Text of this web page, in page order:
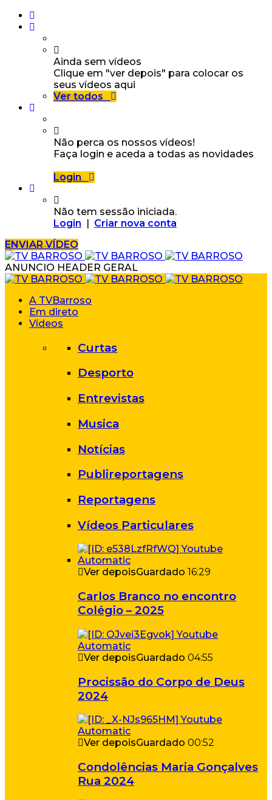
Ainda sem vídeos
Clique em "ver depois" para colocar os
seus vídeos aqui
Ver todos
Não perca os nossos vídeos!
Faça login e aceda a todas as novidades
Login
Não tem sessão iniciada.
Login | Criar nova conta
ENVIAR VÍDEO
ANUNCIO HEADER GERAL
A TVBarroso
Em direto
Vídeos
Curtas
Desporto
Entrevistas
Musica
Notícias
Publireportagens
Reportagens
Vídeos Particulares
Ver depoisGuardado 16:29
Carlos Branco no encontro
Colégio – 2025
Ver depoisGuardado 04:55
Procissão do Corpo de Deus
2024
Ver depoisGuardado 00:52
Condolências Maria Gonçalves
Rua 2024